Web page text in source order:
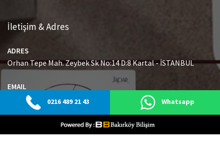
İletişim & Adres
ADRES
Orhan Tepe Mah. Zeybek Sk No:14 D:8 Kartal - İSTANBUL
EMAIL
info@japaryetkiliservisi.net
0216 489 21 43
0216 489 21 43 Whatsapp